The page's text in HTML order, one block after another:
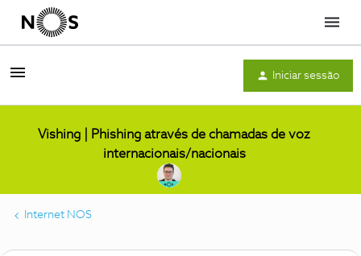
Menu
Iniciar sessão
Vishing | Phishing através de chamadas de voz
internacionais/nacionais
Internet NOS